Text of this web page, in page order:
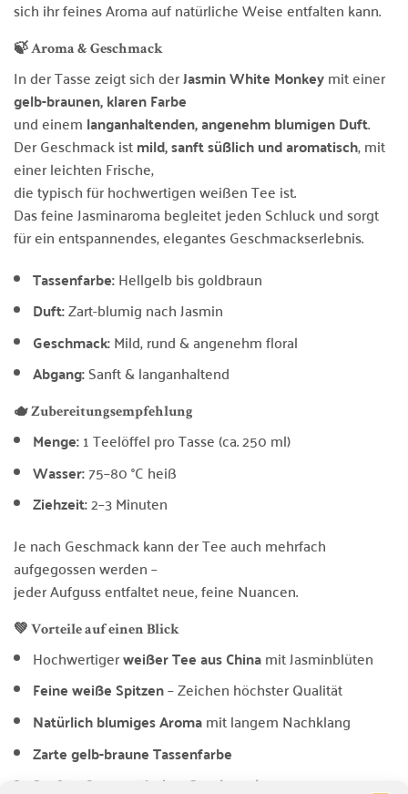
sich ihr feines Aroma auf natürliche Weise entfalten kann.
🍃 Aroma & Geschmack
In der Tasse zeigt sich derJasmin White Monkeymit einer
gelb-braunen, klaren Farbe
und einem langanhaltenden, angenehm blumigen Duft.
Der Geschmack istmild, sanft süßlich und aromatisch, mit
einer leichten Frische,
die typisch für hochwertigen weißen Tee ist.
Das feine Jasminaroma begleitet jeden Schluck und sorgt
für ein entspannendes, elegantes Geschmackserlebnis.
Tassenfarbe:Hellgelb bis goldbraun
Duft:Zart-blumig nach Jasmin
Geschmack:Mild, rund & angenehm floral
Abgang:Sanft & langanhaltend
🫖 Zubereitungsempfehlung
Menge:1 Teelöffel pro Tasse (ca. 250 ml)
Wasser:75–80 °C heiß
Ziehzeit:2–3 Minuten
Je nach Geschmack kann der Tee auch mehrfach
aufgegossen werden –
jeder Aufguss entfaltet neue, feine Nuancen.
💚 Vorteile auf einen Blick
Hochwertigerweißer Tee aus Chinamit Jasminblüten
Feine weiße Spitzen– Zeichen höchster Qualität
Natürlich blumiges Aromamit langem Nachklang
Zarte gelb-braune Tassenfarbe
Sanfter & aromatischer Geschmack